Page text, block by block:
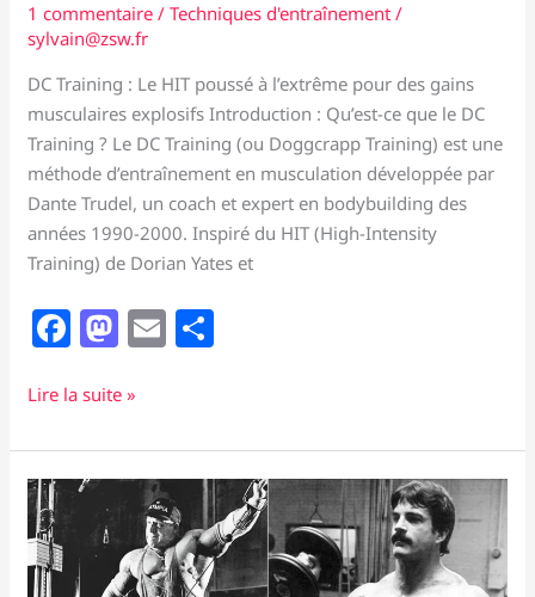
1 commentaire /Techniques d'entraînement /
sylvain@zsw.fr
DC Training : Le HIT poussé à l’extrême pour des gains
musculaires explosifs Introduction : Qu’est-ce que le DC
Training ? Le DC Training (ou Doggcrapp Training) est une
méthode d’entraînement en musculation développée par
Dante Trudel, un coach et expert en bodybuilding des
années 1990-2000. Inspiré du HIT (High-Intensity
Training) de Dorian Yates et
F
c
e
b
o
M
st
o
d
o
n
E
l g
er
DC
:
Le
HIT
poussé
à
Lire la suite »